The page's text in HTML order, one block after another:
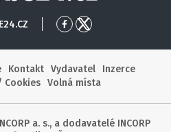
PřejítPřejít
Kontakt Vydavatel
Inzerce
Cookies
Volná místa
a. s., a dodavatelé INCORP